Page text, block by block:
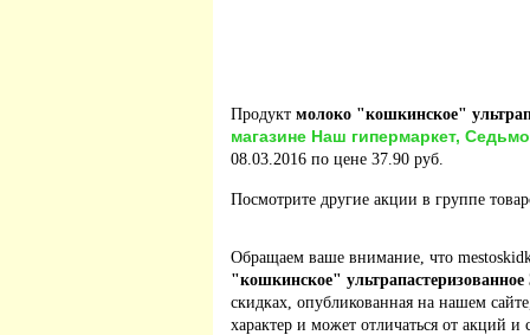
Продукт молоко "кошкинское"
магазине Наш гипермаркет,
08.03.2016 по цене 37.90 руб.
Посмотрите другие акции в группе
Обращаем ваше внимание, что
"кошкинское" ультрапастеризованное
скидках, опубликованная на нашем
характер и может отличаться от акций и